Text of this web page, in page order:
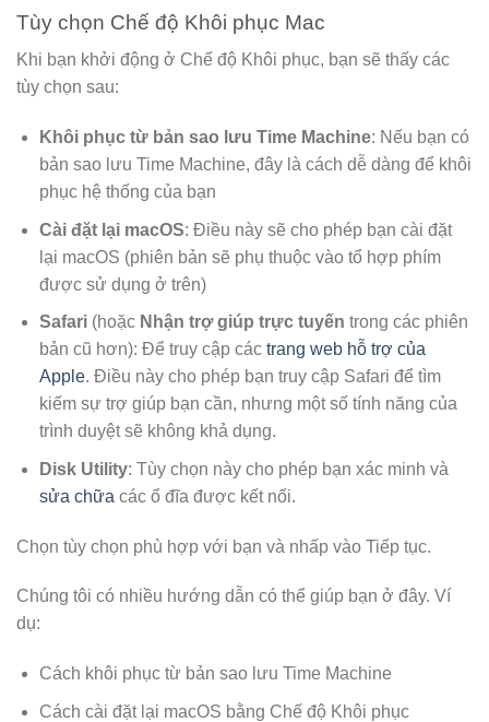
Tùy chọn Chế độ Khôi phục Mac
Khi bạn khởi động ở Chế độ Khôi phục, bạn sẽ thấy các
tùy chọn sau:
Khôi phục từ bản sao lưu Time Machine: Nếu bạn có
bản sao lưu Time Machine, đây là cách dễ dàng để khôi
phục hệ thống của bạn
Cài đặt lại macOS: Điều này sẽ cho phép bạn cài đặt
lại macOS (phiên bản sẽ phụ thuộc vào tổ hợp phím
được sử dụng ở trên)
Safari(hoặc Nhận trợ giúp trực tuyến trong các phiên
bản cũ hơn): Để truy cập các trang web hỗ trợ của
Apple. Điều này cho phép bạn truy cập Safari để tìm
kiếm sự trợ giúp bạn cần, nhưng một số tính năng của
trình duyệt sẽ không khả dụng.
Disk Utility: Tùy chọn này cho phép bạn xác minh và
sửa chữa các ổ đĩa được kết nối.
Chọn tùy chọn phù hợp với bạn và nhấp vào Tiếp tục.
Chúng tôi có nhiều hướng dẫn có thể giúp bạn ở đây. Ví
dụ:
Cách khôi phục từ bản sao lưu Time Machine
Cách cài đặt lại macOS bằng Chế độ Khôi phục